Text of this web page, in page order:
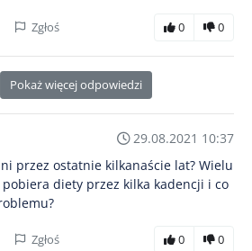
Zgłoś 0 0
Pokaż więcej odpowiedzi
29.08.2021 10:37
przez ostatnie kilkanaście lat? Wielu
diety przez kilka kadencji i co
Zgłoś 0 0